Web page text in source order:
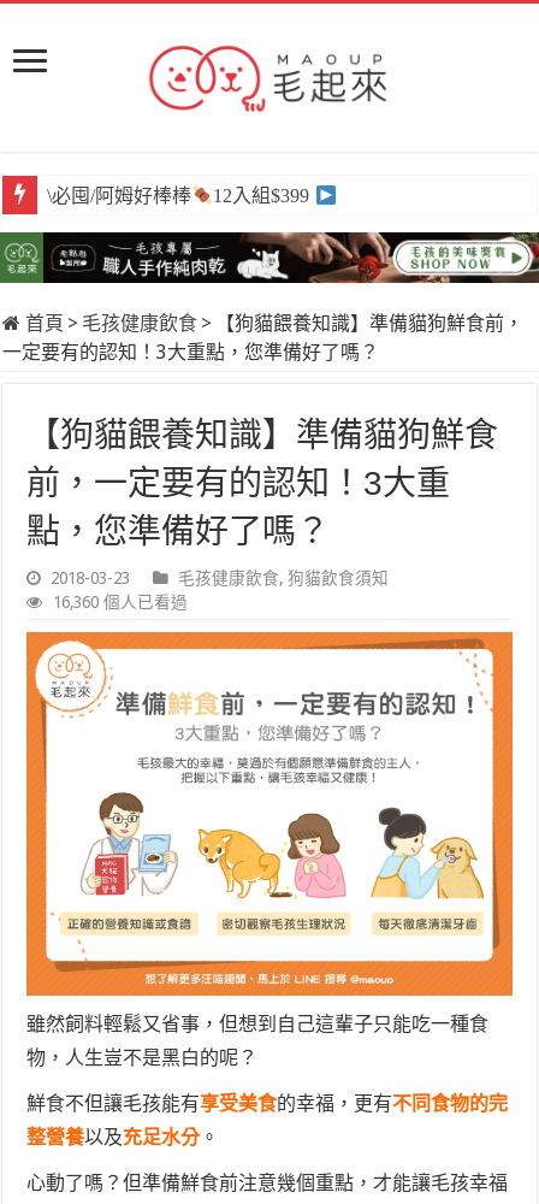
\必囤/阿姆好棒棒 12入組$399
首頁 > 毛孩健康飲食 >
【狗貓餵養知識】準備貓狗鮮食前，
一定要有的認知！3大重點，您準備好了嗎？
【狗貓餵養知識】準備貓狗鮮食
前，一定要有的認知！3大重
點，您準備好了嗎？
2018-03-23 毛孩健康飲食,狗貓飲食須知
16,360 個人已看過
雖然飼料輕鬆又省事，但想到自己這輩子只能吃一種食
物，人生豈不是黑白的呢？
鮮食不但讓毛孩能有享受美食的幸福，更有不同食物的完
整營養以及充足水分。
心動了嗎？但準備鮮食前注意幾個重點，才能讓毛孩幸福